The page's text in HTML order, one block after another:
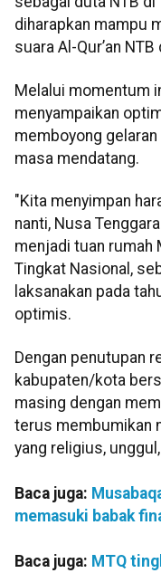
diharapkan mampu
suara Al-Qur’an
Melalui momentum
menyampaikan
memboyong
masa mendatang.
"Kita menyimpan
nanti, Nusa
menjadi tuan rumah
Tingkat Nasional,
laksanakan pada
optimis.
Dengan penutupan
kabupaten/kota
masing dengan
terus membumikan
yang religius,
Baca juga:
memasuki babak
Baca juga: MTQ